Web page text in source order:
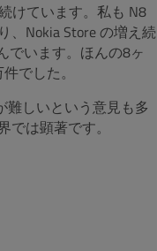
けています。私も N8
、Nokia Store の増え続
でいます。ほんの8ヶ
でした。
難しいという意見も多
は顕著です。